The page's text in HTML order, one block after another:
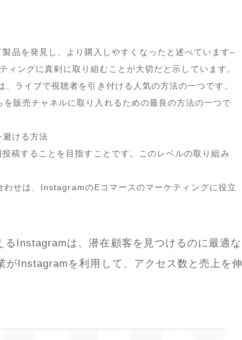
製品を発見し、より購入しやすくなったと述べています–
ィングに真剣に取り組むことが大切だと示しています。
、ライブで視聴者を引き付ける人気の方法の一つです。
販売チャネルに取り入れるための最良の方法の一つで
避ける方法
投稿することを目指すことです。このレベルの取り組み
せは、 InstagramのEコマースのマーケティングに役立
る Instagramは、潜在顧客を見つけるのに最適な
がInstagram を利用して、アクセス数と売上を伸